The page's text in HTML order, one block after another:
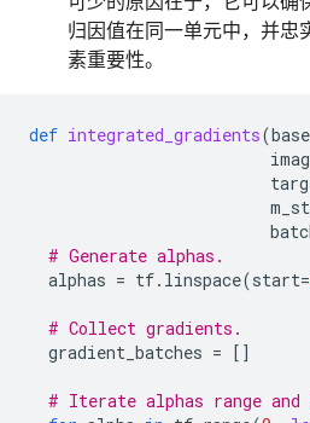
归因值在同一单元中，并忠
素重要性。
def integrated_gradients(
# Generate alphas.
alphas = tf. linspace(start=
# Collect gradients.
gradient_batches = []
# Iterate alphas range